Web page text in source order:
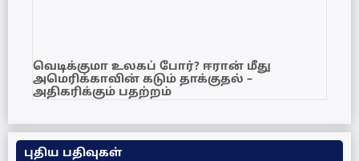
வெடிக்குமா உலகப் போர்? ஈரான் மீது
அமெரிக்காவின் கடும் தாக்குதல் –
அதிகரிக்கும் பதற்றம்
புதிய பதிவுகள்